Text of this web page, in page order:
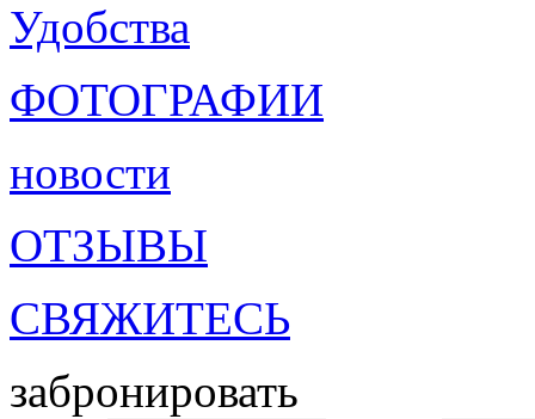
Удобства
ФОТОГРАФИИ
новости
ОТЗЫВЫ
СВЯЖИТЕСЬ
забронировать